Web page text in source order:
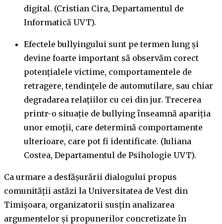
digital. (Cristian Cira, Departamentul de
Informatică UVT).
Efectele bullyingului sunt pe termen lung și
devine foarte important să observăm corect
potențialele victime, comportamentele de
retragere, tendințele de automutilare, sau chiar
degradarea relațiilor cu cei din jur. Trecerea
printr-o situație de bullying înseamnă apariția
unor emoții, care determină comportamente
ulterioare, care pot fi identificate. (Iuliana
Costea, Departamentul de Psihologie UVT).
Ca urmare a desfășurării dialogului propus
comunității astăzi la Universitatea de Vest din
Timișoara, organizatorii susțin analizarea
argumentelor și propunerilor concretizate în